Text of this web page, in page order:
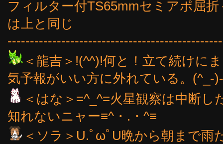
フィルター付TS65mmセミアポ屈
は上と同じ
＜龍吉＞!(^^)!何と！立て続けに
気予報がいい方に外れている。(^_-
＜はな＞=^_^=火星観察は中断
知れないニャー≡^・.・^≡
＜ソラ＞U.ﾟωﾟU晩から朝まで雨